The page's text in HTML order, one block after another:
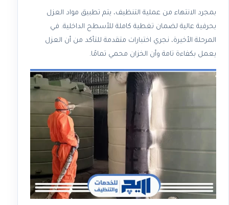
بمجرد الانتهاء من عملية التنظيف، يتم تطبيق مواد العزل
بحرفية عالية لضمان تغطية كاملة للأسطح الداخلية. في
المرحلة الأخيرة، نجري اختبارات متقدمة للتأكد من أن العزل
يعمل بكفاءة تامة وأن الخزان محمي تمامًا.